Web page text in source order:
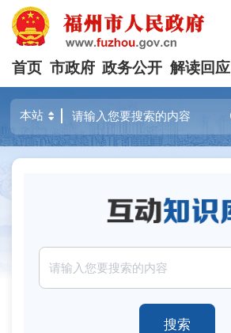
首页 市政府 政务公开 解读回应
搜索